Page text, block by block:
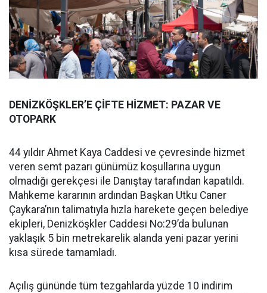
DENİZKÖŞKLER’E ÇİFTE HİZMET: PAZAR VE
OTOPARK
44 yıldır Ahmet Kaya Caddesi ve çevresinde hizmet
veren semt pazarı günümüz koşullarına uygun
olmadığı gerekçesi ile Danıştay tarafından kapatıldı.
Mahkeme kararının ardından Başkan Utku Caner
Çaykara’nın talimatıyla hızla harekete geçen belediye
ekipleri, Denizköşkler Caddesi No:29’da bulunan
yaklaşık 5 bin metrekarelik alanda yeni pazar yerini
kısa sürede tamamladı.
Açılış gününde tüm tezgahlarda yüzde 10 indirim